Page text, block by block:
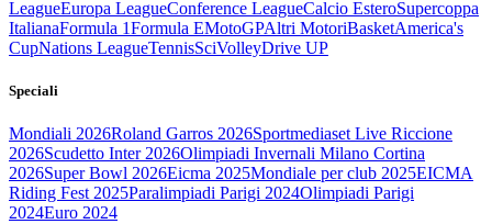
LeagueEuropa LeagueConference LeagueCalcio EsteroSupercoppa
ItalianaFormula 1Formula EMotoGPAltri MotoriBasketAmerica's
CupNations LeagueTennisSciVolleyDrive UP
Speciali
Mondiali 2026Roland Garros 2026Sportmediaset Live Riccione
2026Scudetto Inter 2026Olimpiadi Invernali Milano Cortina
2026Super Bowl 2026Eicma 2025Mondiale per club 2025EICMA
Riding Fest 2025Paralimpiadi Parigi 2024Olimpiadi Parigi
2024Euro 2024